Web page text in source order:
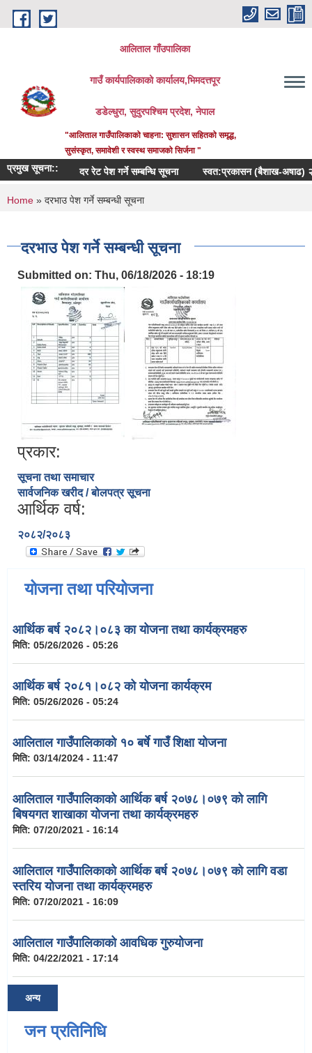
Skip to main content
आलिताल गाँउपालिका
गाउँ कार्यपालिकाको कार्यालय,भिमदत्तपूर
डडेल्धुरा, सुदुरपश्चिम प्रदेश, नेपाल
"आलिताल गाउँपालिकाको चाहना: सुशासन सहितको समृद्ध,
सुसंस्कृत, समावेशी र स्वस्थ समाजको सिर्जना "
प्रमुख सूचना::दर रेट पेश गर्ने सम्बन्धि सूचना स्वत:प्रकासन (बैशाख-अषाढ) २०८३
You are here
Home » दरभाउ पेश गर्ने सम्बन्धी सूचना
दरभाउ पेश गर्ने सम्बन्धी सूचना
Submitted on: Thu, 06/18/2026 - 18:19
प्रकार:
सूचना तथा समाचार
सार्वजनिक खरीद / बोलपत्र सूचना
आर्थिक वर्ष:
२०८२/२०८३
योजना तथा परियोजना
आर्थिक बर्ष २०८२।०८३ का योजना तथा कार्यक्रमहरु
मिति: 05/26/2026 - 05:26
आर्थिक बर्ष २०८१।०८२ को योजना कार्यक्रम
मिति: 05/26/2026 - 05:24
आलिताल गाउँपालिकाको १० बर्षे गाउँ शिक्षा योजना
मिति: 03/14/2024 - 11:47
आलिताल गाउँपालिकाको आर्थिक बर्ष २०७८।०७९ को लागि
बिषयगत शाखाका योजना तथा कार्यक्रमहरु
मिति: 07/20/2021 - 16:14
आलिताल गाउँपालिकाको आर्थिक बर्ष २०७८।०७९ को लागि वडा
स्तरिय योजना तथा कार्यक्रमहरु
मिति: 07/20/2021 - 16:09
आलिताल गाउँपालिकाको आवधिक गुरुयोजना
मिति: 04/22/2021 - 17:14
अन्य
जन प्रतिनिधि